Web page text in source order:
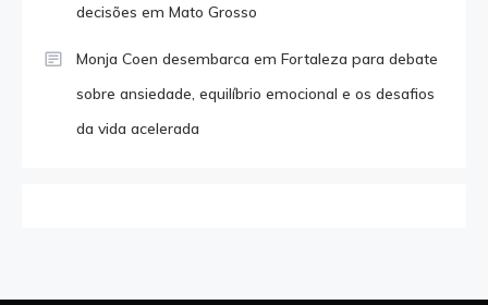
decisões em Mato Grosso
Monja Coen desembarca em Fortaleza para debate
sobre ansiedade, equilíbrio emocional e os desafios
da vida acelerada